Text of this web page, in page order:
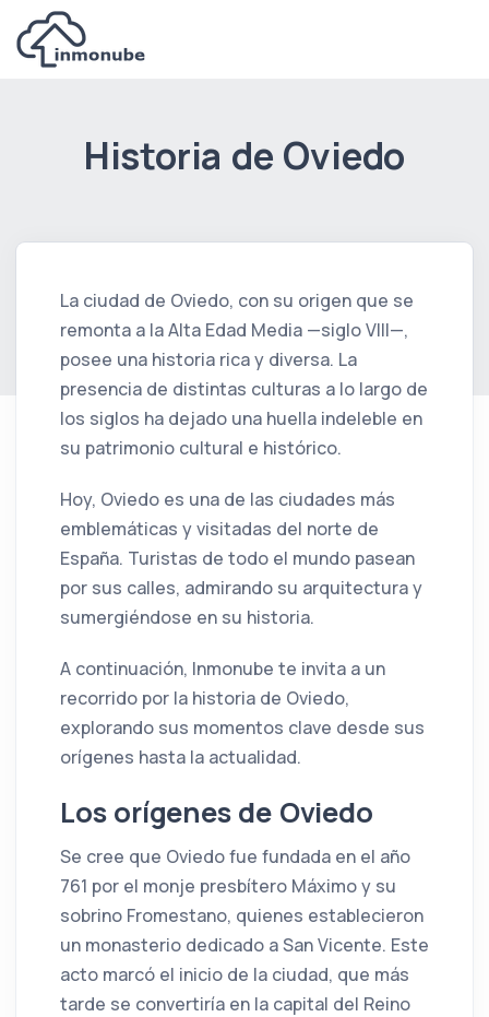
Historia de Oviedo
La ciudad de Oviedo, con su origen que se
remonta a la Alta Edad Media —siglo VIII—,
posee una historia rica y diversa. La
presencia de distintas culturas a lo largo de
los siglos ha dejado una huella indeleble en
su patrimonio cultural e histórico.
Hoy, Oviedo es una de las ciudades más
emblemáticas y visitadas del norte de
España. Turistas de todo el mundo pasean
por sus calles, admirando su arquitectura y
sumergiéndose en su historia.
A continuación, Inmonube te invita a un
recorrido por la historia de Oviedo,
explorando sus momentos clave desde sus
orígenes hasta la actualidad.
Los orígenes de Oviedo
Se cree que Oviedo fue fundada en el año
761 por el monje presbítero Máximo y su
sobrino Fromestano, quienes establecieron
un monasterio dedicado a San Vicente. Este
acto marcó el inicio de la ciudad, que más
tarde se convertiría en la capital del Reino